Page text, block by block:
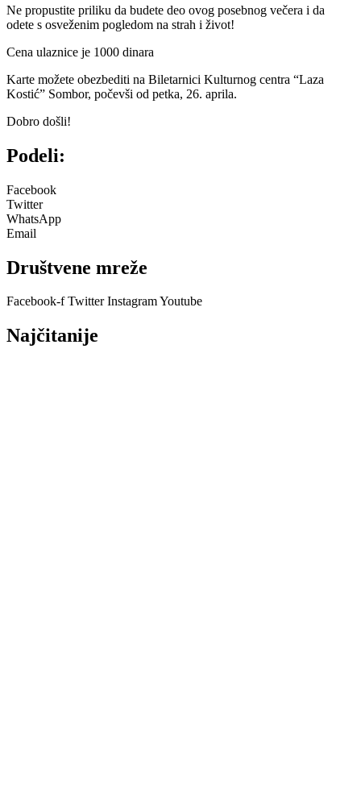
Ne propustite priliku da budete deo ovog posebnog večera i da
odete s osveženim pogledom na strah i život!
Cena ulaznice je 1000 dinara
Karte možete obezbediti na Biletarnici Kulturnog centra “Laza
Kostić” Sombor, počevši od petka, 26. aprila.
Dobro došli!
Podeli:
Facebook
Twitter
WhatsApp
Email
Društvene mreže
Facebook-f Twitter InstagramYoutube
Najčitanije